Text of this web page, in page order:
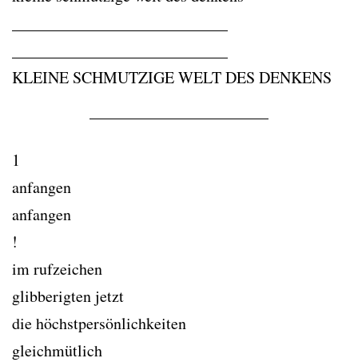
KLEINE SCHMUTZIGE WELT DES DENKENS
1
anfangen
anfangen
!
im rufzeichen
glibberigten jetzt
die höchstpersönlichkeiten
gleichmütlich